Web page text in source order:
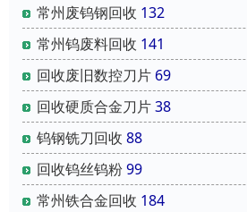
常州废钨钢回收 132
常州钨废料回收 141
回收废旧数控刀片 69
回收硬质合金刀片38
钨钢铣刀回收 88
回收钨丝钨粉99
常州铁合金回收 184